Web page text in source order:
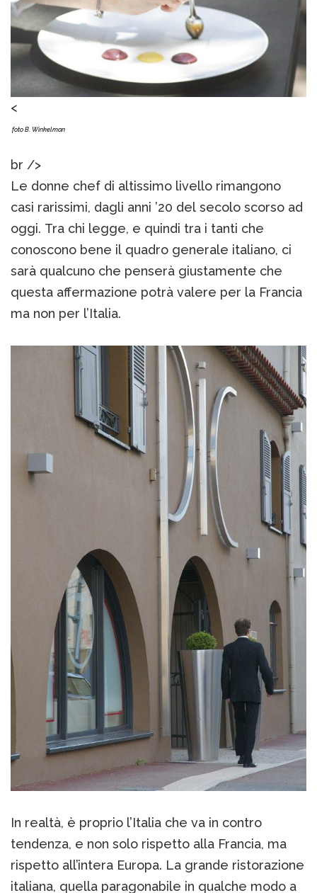
<
foto B. Winkelman
br />
Le donne chef di altissimo livello rimangono
casi rarissimi, dagli anni ’20 del secolo scorso ad
oggi. Tra chi legge, e quindi tra i tanti che
conoscono bene il quadro generale italiano, ci
sarà qualcuno che penserà giustamente che
questa affermazione potrà valere per la Francia
ma non per l’Italia.
In realtà, è proprio l’Italia che va in contro
tendenza, e non solo rispetto alla Francia, ma
rispetto all’intera Europa. La grande ristorazione
italiana, quella paragonabile in qualche modo a